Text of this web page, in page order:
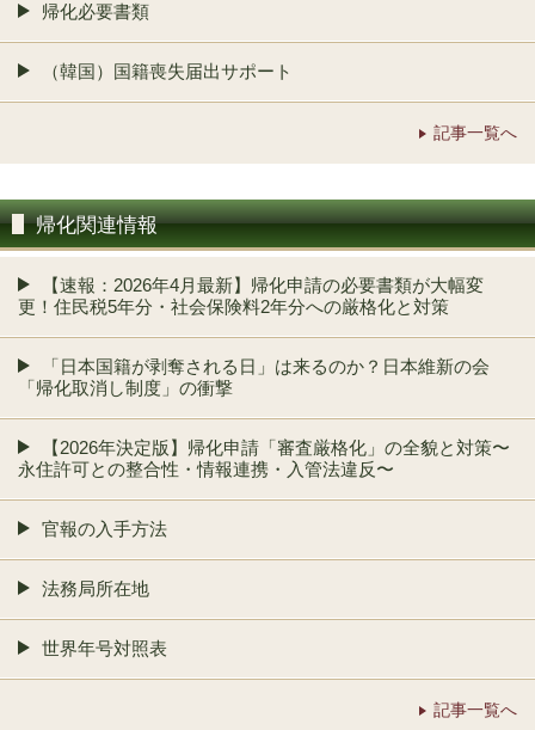
帰化必要書類
（韓国）国籍喪失届出サポート
記事一覧へ
帰化関連情報
【速報：2026年4月最新】帰化申請の必要書類が大幅変
更！住民税5年分・社会保険料2年分への厳格化と対策
「日本国籍が剥奪される日」は来るのか？日本維新の会
「帰化取消し制度」の衝撃
【2026年決定版】帰化申請「審査厳格化」の全貌と対策〜
永住許可との整合性・情報連携・入管法違反〜
官報の入手方法
法務局所在地
世界年号対照表
記事一覧へ